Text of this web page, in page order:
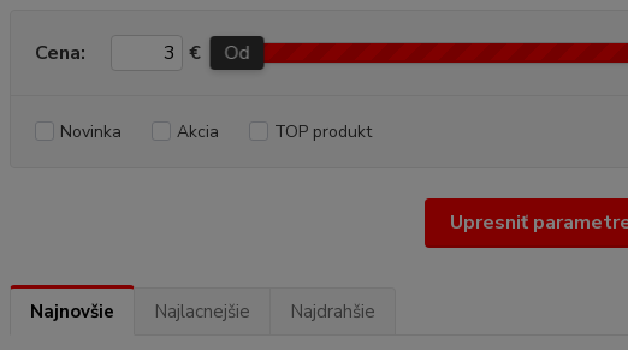
Upresniť
Cena: € Od
Novinka Akcia TOP produkt
Najnovšie Najlacnejšie Najdrahšie